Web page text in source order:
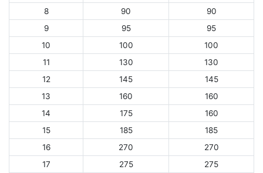
8
90
90
9
95
95
10
100
100
11
130
130
12
145
145
13
160
160
14
175
160
15
185
185
16
270
270
17
275 275